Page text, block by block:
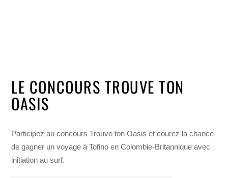
LE CONCOURS TROUVE TON
OASIS
Participez au concours Trouve ton Oasis et courez la chance
de gagner un voyage à Tofino en Colombie-Britannique avec
initiation au surf.